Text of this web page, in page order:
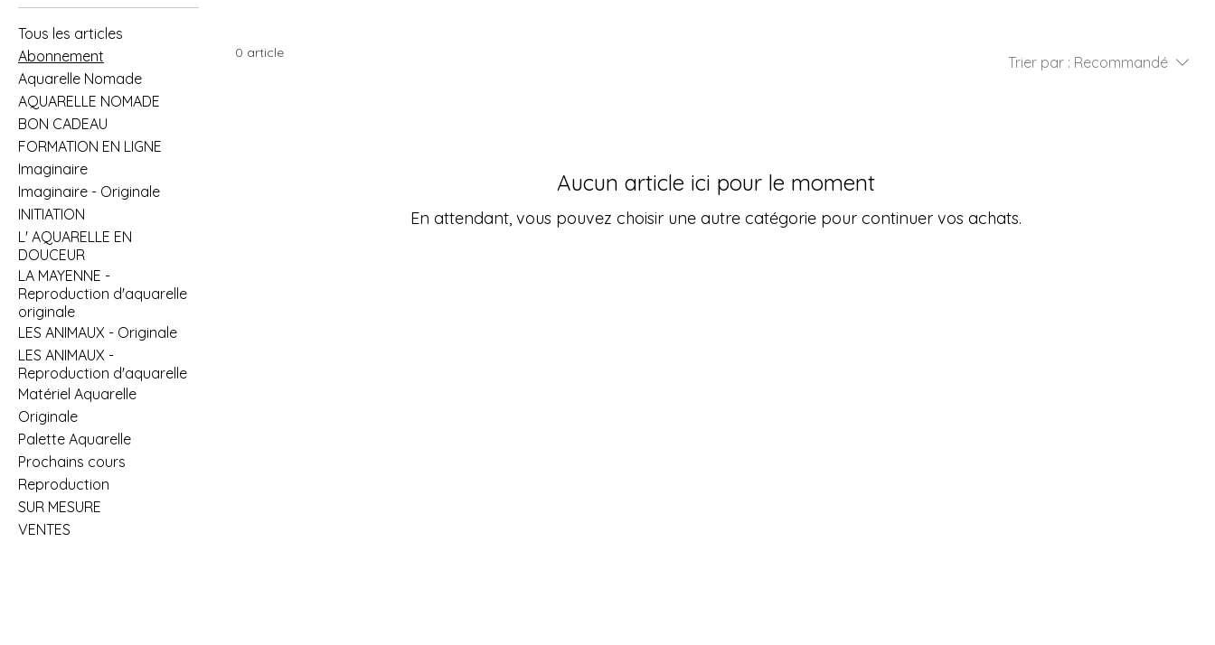
Tous les articles
Abonnement
Aquarelle Nomade
AQUARELLE NOMADE
BON CADEAU
FORMATION EN LIGNE
Imaginaire
Imaginaire - Originale
INITIATION
L' AQUARELLE EN
DOUCEUR
LA MAYENNE -
Reproduction d'aquarelle
originale
LES ANIMAUX - Originale
LES ANIMAUX -
Reproduction d'aquarelle
Matériel Aquarelle
Originale
Palette Aquarelle
Prochains cours
Reproduction
SUR MESURE
VENTES
0 article
Trier par : Recommandé
Aucun article ici pour le moment
En attendant, vous pouvez choisir une autre catégorie pour continuer vos achats.